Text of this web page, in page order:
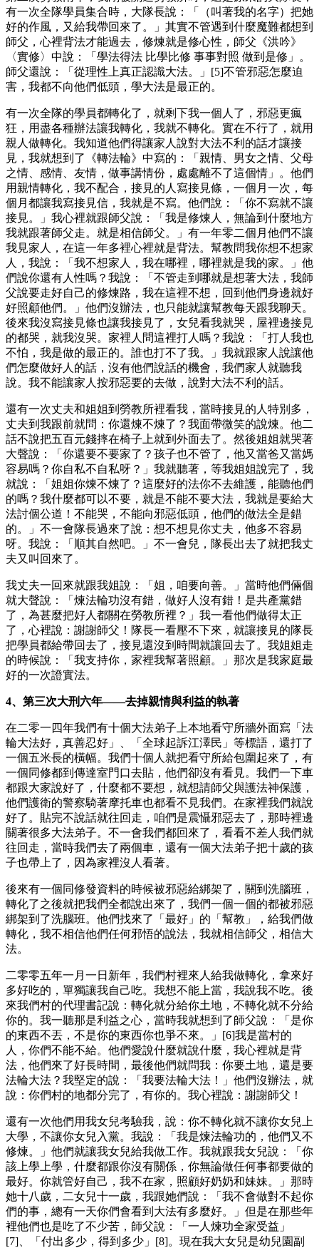
有一次全隊學員集合時，大隊長說：「（叫著我的名字）把她
好的作風，又給我帶回來了。」其實不管遇到什麼魔難都想到
師父，心裡背法才能過去，修煉就是修心性，師父《洪吟》
〈實修〉中說：「學法得法 比學比修 事事對照 做到是修」。
師父還說：「從理性上真正認識大法。」[5]不管邪惡怎麼迫
害，我都不向他們低頭，學大法是最正的。
有一次全隊的學員都轉化了，就剩下我一個人了，邪惡更瘋
狂，用盡各種辦法讓我轉化，我就不轉化。實在不行了，就用
親人做轉化。我知道他們得讓家人說對大法不利的話才讓接
見，我就想到了《轉法輪》中寫的：「親情、男女之情、父母
之情、感情、友情，做事講情份，處處離不了這個情」。他們
用親情轉化，我不配合，接見的人寫接見條，一個月一次，每
個月都讓我寫接見信，我就是不寫。他們說：「你不寫就不讓
接見。」我心裡就跟師父說：「我是修煉人，無論到什麼地方
我就跟著師父走。就是相信師父。」有一年零二個月他們不讓
我見家人，在這一年多裡心裡就是背法。幫教問我你想不想家
人，我說：「我不想家人，我在哪裡，哪裡就是我的家。」他
們說你還有人性嗎？我說：「不管走到哪就是想著大法，我師
父說要走好自己的修煉路，我在這裡不想，回到他們身邊就好
好照顧他們。」他們沒辦法，也只能就讓幫教每天跟我聊天。
後來我沒寫接見條也讓我接見了，女兒看我就哭，屋裡邊接見
的都哭，就我沒哭。家裡人問這裡打人嗎？我說：「打人我也
不怕，我是做的最正的。誰也打不了我。」我就跟家人說讓他
們怎麼做好人的話，沒有他們說話的機會，我們家人就聽我
說。我不能讓家人按邪惡要的去做，說對大法不利的話。
還有一次丈夫和姐姐到勞教所裡看我，當時接見的人特別多，
丈夫到我跟前就問：你還煉不煉了？我面帶微笑的說煉。他二
話不說把五百元錢摔在椅子上就到外面去了。然後姐姐就哭著
大聲說：「你還要不要家了？孩子也不管了，他又當爸又當媽
容易嗎？你自私不自私呀？」我就聽著，等我姐姐說完了，我
就說：「姐姐你煉不煉了？這麼好的法你不去維護，能聽他們
的嗎？我什麼都可以不要，就是不能不要大法，我就是要給大
法討個公道！不能哭，不能向邪惡低頭，他們的做法全是錯
的。」不一會隊長過來了說：想不想見你丈夫，他多不容易
呀。我說：「順其自然吧。」不一會兒，隊長出去了就把我丈
夫又叫回來了。
我丈夫一回來就跟我姐說：「姐，咱要向善。」當時他們倆個
就大聲說：「煉法輪功沒有錯，做好人沒有錯！是共產黨錯
了，為甚麼把好人都關在勞教所裡？」我一看他們做得太正
了，心裡說：謝謝師父！隊長一看壓不下來，就讓接見的隊長
把學員都給帶回去了，接見還沒到時間就讓回去了。我姐姐走
的時候說：「我支持你，家裡我幫著照顧。」那次是我家庭最
好的一次證實法。
4、第三次大刑六年——去掉親情與利益的執著
在二零一四年我們有十個大法弟子上本地看守所牆外面寫「法
輪大法好，真善忍好」、「全球起訴江澤民」等標語，還打了
一個五米長的橫幅。我們十個人就把看守所給包圍起來了，有
一個同修都到傳達室門口去貼，他們卻沒有看見。我們一下車
都跟大家說好了，什麼都不要想，就想請師父與護法神保護，
他們護衛的警察騎著摩托車也都看不見我們。在家裡我們就說
好了。貼完不說話就往回走，咱們是震懾邪惡去了，那時裡邊
關著很多大法弟子。不一會我們都回來了，看看不差人我們就
往回走，當時我們去了兩個車，還有一個大法弟子把十歲的孩
子也帶上了，因為家裡沒人看著。
後來有一個同修發資料的時候被邪惡給綁架了，關到洗腦班，
轉化了之後就把我們全都說出來了，我們一個一個的都被邪惡
綁架到了洗腦班。他們找來了「最好」的「幫教」，給我們做
轉化，我不相信他們任何邪悟的說法，我就相信師父，相信大
法。
二零零五年一月一日新年，我們村裡來人給我做轉化，拿來好
多好吃的，單獨讓我自己吃。我想不能上當，我說我不吃。後
來我們村的代理書記說：轉化就分給你土地，不轉化就不分給
你的。我一聽那是利益之心，當時我就想到了師父說：「是你
的東西不丟，不是你的東西你也爭不來。」[6]我是當村的
人，你們不能不給。他們愛說什麼就說什麼，我心裡就是背
法，他們來了好長時間，最後他們就問我：你要土地，還是要
法輪大法？我堅定的說：「我要法輪大法！」他們沒辦法，就
說：你們村的地都分完了，有你的。我心裡說：謝謝師父！
還有一次他們用我女兒考驗我，說：你不轉化就不讓你女兒上
大學，不讓你女兒入黨。我說：「我是煉法輪功的，他們又不
修煉。」他們就讓我女兒給我做工作。我就跟我女兒說：「你
該上學上學，什麼都跟你沒有關係，你無論做任何事都要做的
最好。你就管好自己，我不在家，照顧好奶奶和妹妹。」那時
她十八歲，二女兒十一歲，我跟她們說：「我不會做對不起你
們的事，總有一天你們會看到大法有多麼好。」但是在那些年
裡他們也是吃了不少苦，師父說：「一人煉功全家受益」
[7]、「付出多少，得到多少」[8]。現在我大女兒是幼兒園副